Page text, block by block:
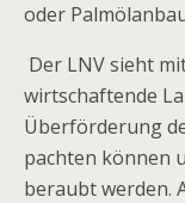
oder
Der LNV sieht
wirtschaftende
Überförderung
pachten können
beraubt werden.